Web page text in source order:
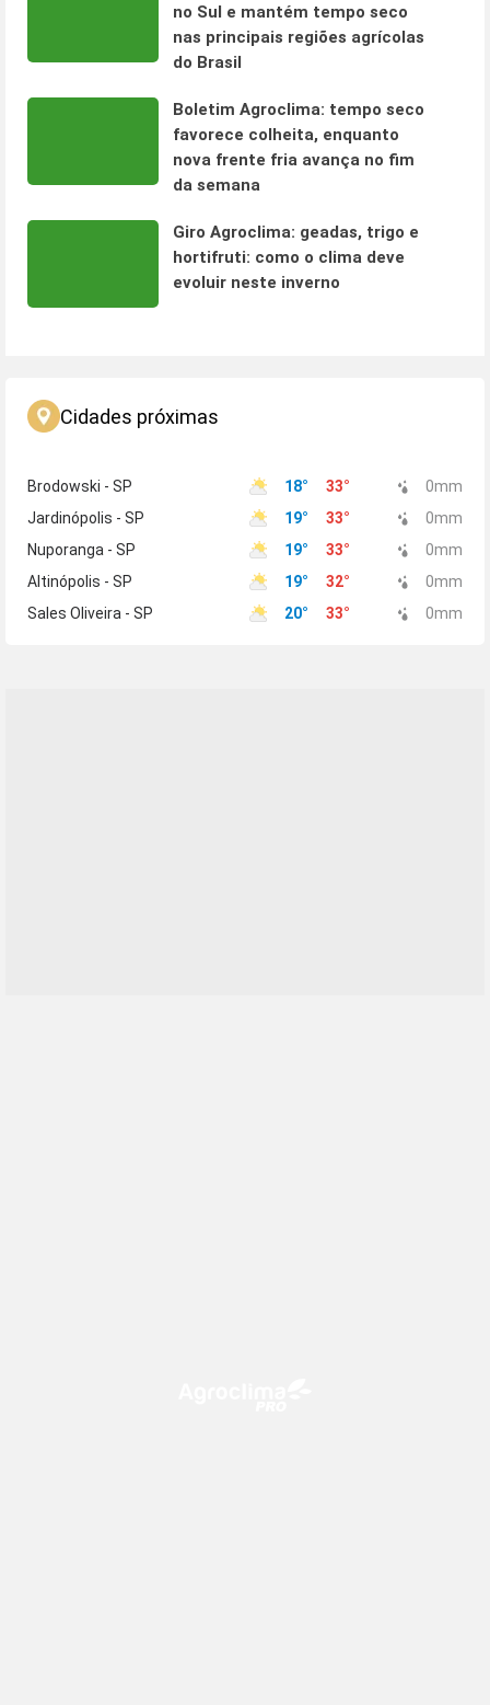
no Sul e mantém tempo seco
nas principais regiões agrícolas
do Brasil
Boletim Agroclima: tempo seco
favorece colheita, enquanto
nova frente fria avança no fim
da semana
Giro Agroclima: geadas, trigo e
hortifruti: como o clima deve
evoluir neste inverno
Cidades próximas
Brodowski - SP 18° 33° 0mm
Jardinópolis - SP
19° 33° 0mm
Nuporanga - SP
19° 33° 0mm
Altinópolis - SP
19° 32° 0mm
Sales Oliveira - SP
20° 33° 0mm